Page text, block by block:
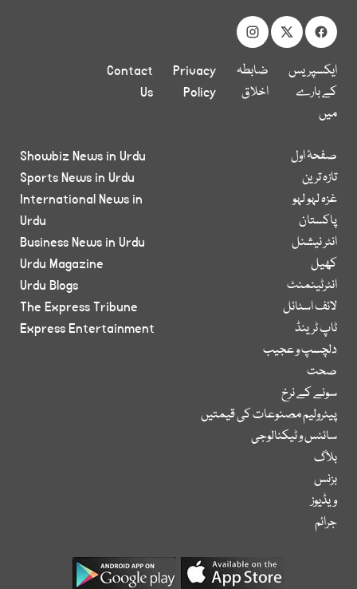
ایکسپریس
کے بارے
میں
ضابطہ
اخلاق
Privacy
Policy
Contact
Us
صفحۂ اول
تازہ ترین
غزہ لہو لہو
پاکستان
انٹر نیشنل
کھیل
انٹرٹینمنٹ
لائف اسٹائل
ٹاپ ٹرینڈ
دلچسپ و عجیب
صحت
سونے کے نرخ
پیٹرولیم مصنوعات کی قیمتیں
سائنس و ٹیکنالوجی
بلاگ
بزنس
ویڈیوز
جرائم
Showbiz News in Urdu
Sports News in Urdu
International News in
Urdu
Business News in Urdu
Urdu Magazine
Urdu Blogs
The Express Tribune
Express Entertainment